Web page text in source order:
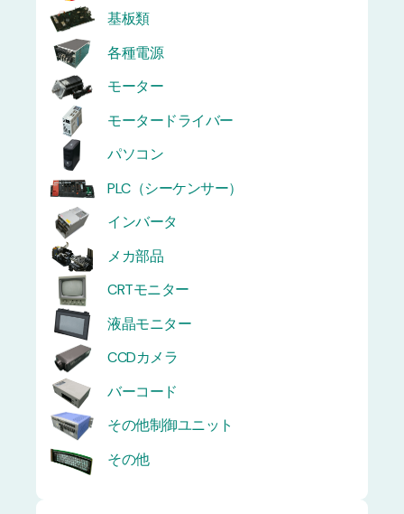
基板類
各種電源
モーター
モータードライバー
パソコン
PLC（シーケンサー）
インバータ
メカ部品
CRTモニター
液晶モニター
CCDカメラ
バーコード
その他制御ユニット
その他